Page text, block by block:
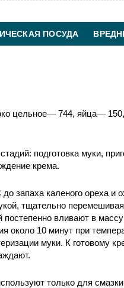
ПОСУДА
цельное— 744, яйца—
подготовка муки,
крема.
запаха каленого ореха и
тщательно
постепенно вливают в
около 10 минут при
муки. К готовому
только для